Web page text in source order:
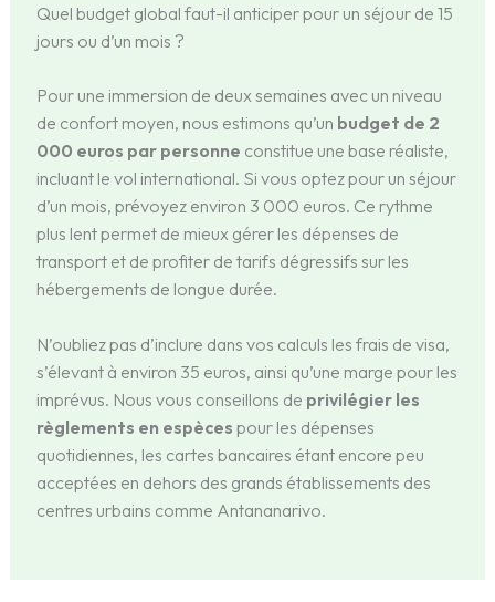
Quel budget global faut-il anticiper pour un séjour de 15
jours ou d’un mois ?
Pour une immersion de deux semaines avec un niveau
de confort moyen, nous estimons qu’un budget de 2
000 euros par personne constitue une base réaliste,
incluant le vol international. Si vous optez pour un séjour
d’un mois, prévoyez environ 3 000 euros. Ce rythme
plus lent permet de mieux gérer les dépenses de
transport et de profiter de tarifs dégressifs sur les
hébergements de longue durée.
N’oubliez pas d’inclure dans vos calculs les frais de visa,
s’élevant à environ 35 euros, ainsi qu’une marge pour les
imprévus. Nous vous conseillons de privilégier les
règlements en espèces pour les dépenses
quotidiennes, les cartes bancaires étant encore peu
acceptées en dehors des grands établissements des
centres urbains comme Antananarivo.